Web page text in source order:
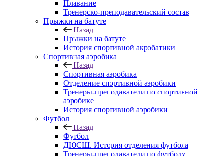
Плавание
Тренерско-преподавательский состав
Прыжки на батуте
Назад
Прыжки на батуте
История спортивной акробатики
Спортивная аэробика
Назад
Спортивная аэробика
Отделение спортивной аэробики
Тренеры-преподаватели по спортивной
аэробике
История спортивной аэробики
Футбол
Назад
Футбол
ДЮСШ. История отделения футбола
Тренеры-преподаватели по футболу